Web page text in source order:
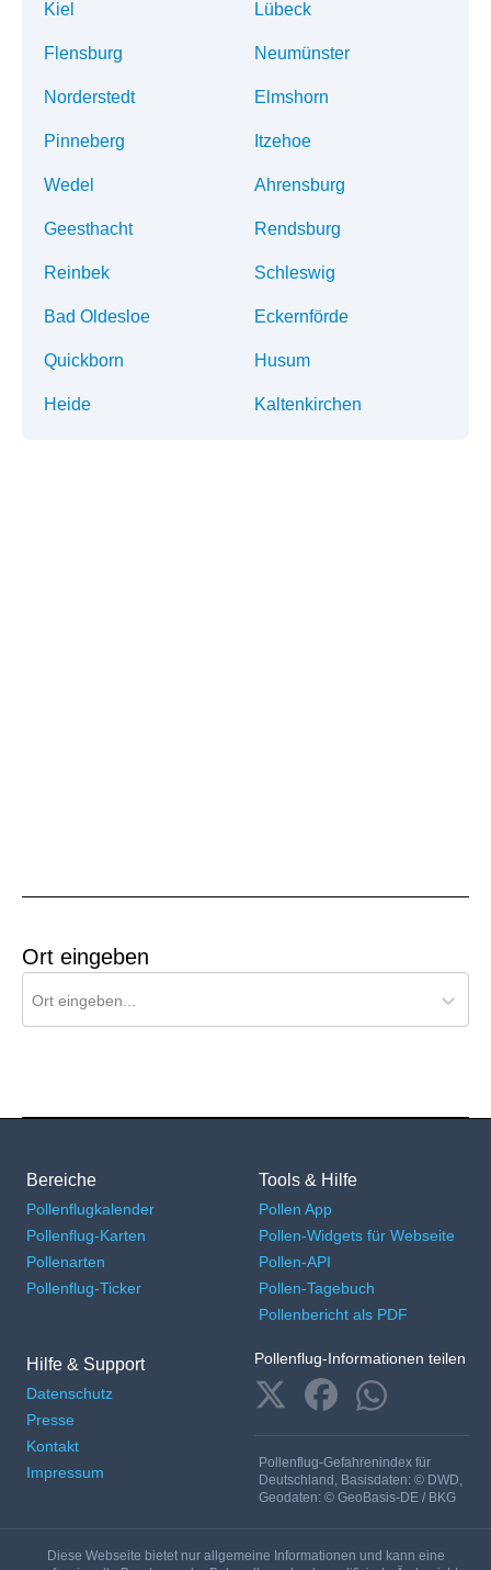
Kiel Lübeck
Flensburg Neumünster
Norderstedt Elmshorn
Pinneberg Itzehoe
Wedel Ahrensburg
Geesthacht Rendsburg
Reinbek Schleswig
Bad Oldesloe Eckernförde
Quickborn Husum
Heide Kaltenkirchen
Ort eingeben
Ort eingeben...
Bereiche
Pollenflugkalender
Pollenflug-Karten
Pollenarten
Pollenflug-Ticker
Tools & Hilfe
Pollen App
Pollen-Widgets für Webseite
Pollen-API
Pollen-Tagebuch
Pollenbericht als PDF
Hilfe & Support
Datenschutz
Presse
Kontakt
Impressum
Pollenflug-Informationen teilen
Pollenflug-Gefahrenindex für
Deutschland, Basisdaten: © DWD,
Geodaten: © GeoBasis-DE / BKG
Diese Webseite bietet nur allgemeine Informationen und kann eine